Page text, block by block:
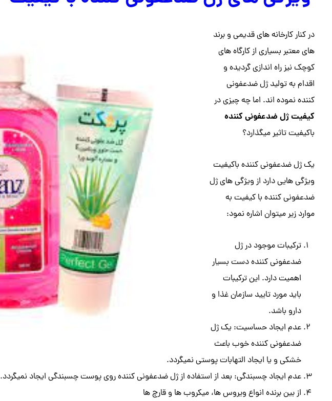
در کنار کارخانه های قدیمی و برند
های معتبر بسیاری از کارگاه های
کوچک نیز راه اندازی گردیده و
اقدام به تولید ژل ضدعفونی
کننده نموده اند. اما چه چیزی در
کیفیت ژل ضدعفونی کننده
باکیفیت تاثیر میگذارد؟
یک ژل ضدعفونی کننده باکیفیت
ویژگی هایی دارد از ویژگی های ژل
ضدعفونی کننده با کیفیت به
موارد زیر میتوان اشاره نمود:
ترکیبات موجود در ژل
ضدعفونی کننده دست بسیار
اهمیت دارد. این ترکیبات
باید مورد تایید سازمان غذا و
دارو باشد.
عدم ایجاد حساسیت: یک ژل
ضدعفونی کننده خوب باعث
خشکی و یا ایجاد التهابات پوستی نمیگردد.
عدم ایجاد چسبندگی: بعد از استفاده از ژل ضدعفونی کننده روی پوست چسبندگی ایجاد نمیگردد.
از بین برنده انواع ویروس ها، میکروب ها و قارچ ها